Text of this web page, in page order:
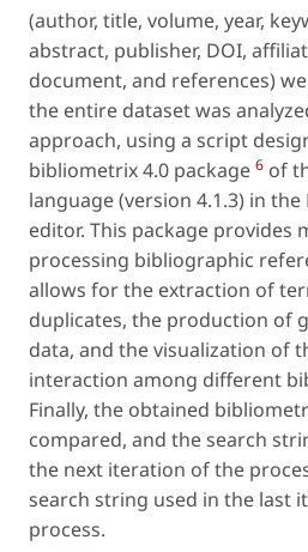
(author, title, volume, year,
abstract, publisher, DOI,
document, and references)
the entire dataset was
approach, using a script
bibliometrix 4.0 package 6 of
language (version 4.1.3) in the
editor. This package provides
processing bibliographic
allows for the extraction of
duplicates, the production of
data, and the visualization of
interaction among different
Finally, the obtained
compared, and the search
the next iteration of the
search string used in the last
process.